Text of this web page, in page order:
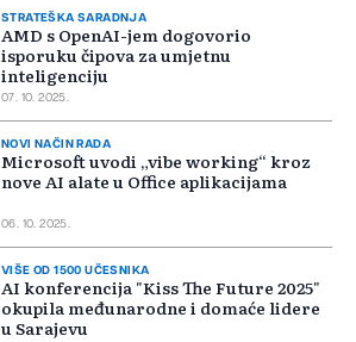
STRATEŠKA SARADNJA
AMD s OpenAI-jem dogovorio
isporuku čipova za umjetnu
inteligenciju
07. 10. 2025.
NOVI NAČIN RADA
Microsoft uvodi „vibe working“ kroz
nove AI alate u Office aplikacijama
06. 10. 2025.
VIŠE OD 1500 UČESNIKA
AI konferencija "Kiss The Future 2025"
okupila međunarodne i domaće lidere
u Sarajevu